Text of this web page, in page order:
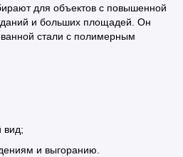
для объектов с повышенной
и больших площадей. Он
стали с полимерным
вид;
и выгоранию.